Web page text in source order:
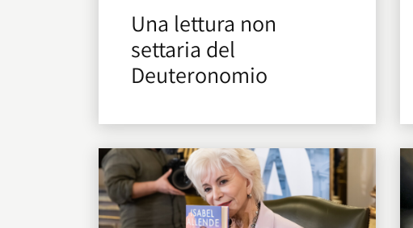
Una lettura non
settaria del
Deuteronomio